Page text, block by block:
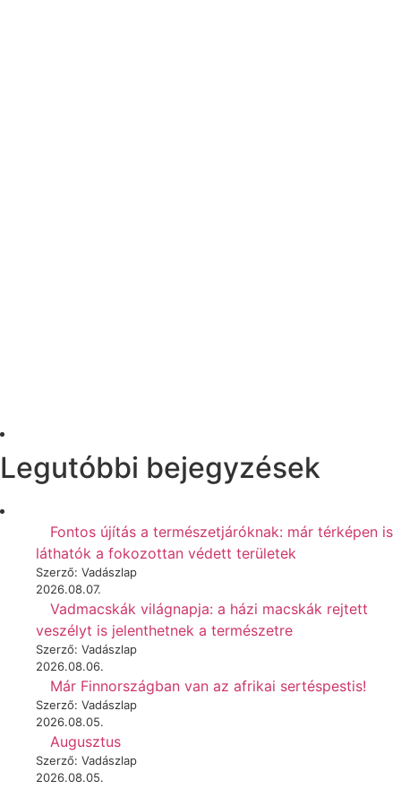
Legutóbbi bejegyzések
Fontos újítás a természetjáróknak: már térképen is
láthatók a fokozottan védett területek
Szerző: Vadászlap
2026.08.07.
Vadmacskák világnapja: a házi macskák rejtett
veszélyt is jelenthetnek a természetre
Szerző: Vadászlap
2026.08.06.
Már Finnországban van az afrikai sertéspestis!
Szerző: Vadászlap
2026.08.05.
Augusztus
Szerző: Vadászlap
2026.08.05.